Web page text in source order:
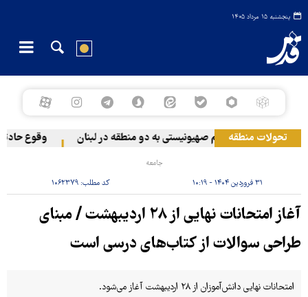
پنجشنبه ۱۵ مرداد ۱۴۰۵
تحولات منطقه
حمله رژیم صهیونیستی به دو منطقه در لبنان وقوع حادثه
جامعه
۳۱ فروردین ۱۴۰۴ - ۱۰:۱۹ کد مطلب:۱۰۶۲۳۷۹
آغاز امتحانات نهایی از ۲۸ اردیبهشت / مبنای
طراحی سوالات از کتاب‌های درسی است
امتحانات نهایی دانش‌آموزان از ۲۸ اردیبهشت آغاز می‌شود.